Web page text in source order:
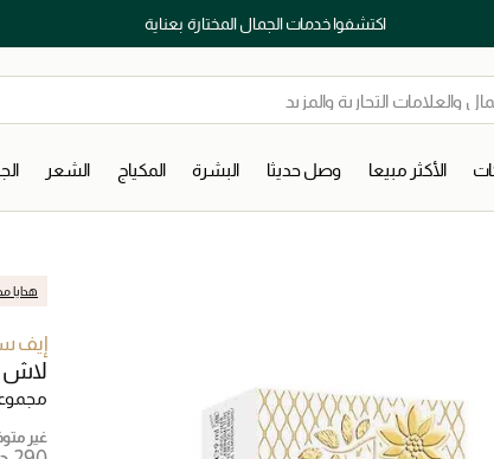
اكتشفوا خدمات الجمال المختارة بعناية
الأكثر مبيعا وصل حديثا البشرة المكياج الشعر
هدايا
إيف
لاش
غير